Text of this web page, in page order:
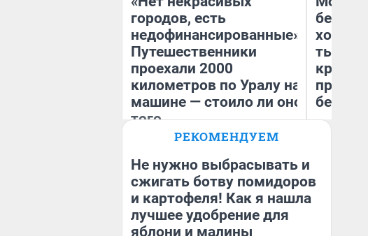
городов, есть
недофинансированные».
Путешественники
проехали 2000
километров по Уралу на
машине — стоило ли оно
того
Екатерина Литкевич
хотела
тысяч,
РЕКОМЕНДУЕМ
Не нужно выбрасывать и
сжигать ботву помидоров
и картофеля! Как я нашла
лучшее удобрение для
яблони и малины